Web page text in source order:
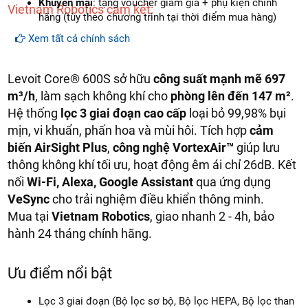
Vietnam Robotics cam kết:
Khuyến mại: tặng voucher giảm giá + phụ kiện chính
hãng (tùy theo chương trình tại thời điểm mua hàng)
Cam kết hàngmới 100%
Dịch vụ sau bán hàng: Vietnam robotics cam kết đảm
bảo dịch vụ bảo hành tại nhà, bảo trì định kỳ miễn phí,
cung cấp đầy đủ linh kiện – phụ tùng thay thế chính hàng
(genuine part)giảm giá 30% khi khách hàng mua linh
kiện sửa chữa (khi hết bảo hành).
Giao hàngmiễn phítrên toàn quốc
Hồ trợ thanh toán trực tuyến, trả góp, cà thẻ miễn phí
Xem tất cả chính sách
Levoit Core® 600S sở hữucông suất mạnh mẽ 697
m³/h, làm sạch không khí cho phòng lên đến 147 m².
Hệ thống lọc 3 giai đoạn cao cấp loại bỏ 99,98% bụi
mịn, vi khuẩn, phấn hoa và mùi hôi. Tích hợpcảm
biến AirSight Plus,công nghệ VortexAir™ giúp lưu
thông không khí tối ưu, hoạt động êm ái chỉ 26dB. Kết
nốiWi-Fi, Alexa, Google Assistantqua ứng dụng
VeSynccho trải nghiệm điều khiển thông minh.
Mua tạiVietnam Robotics, giao nhanh 2 - 4h, bảo
hành 24 tháng chính hãng.
Ưu điểm nổi bật
Lọc 3 giai đoạn (Bộ lọc sơ bộ, Bộ lọc HEPA, Bộ lọc than